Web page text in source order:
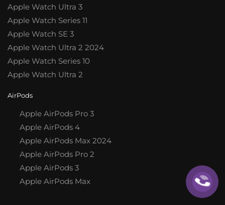
Apple Watch Ultra 3
Apple Watch Series 11
Apple Watch SE 3
Apple Watch Ultra 2 2024
Apple Watch Series 10
Apple Watch Ultra 2
AirPods
Apple AirPods Pro 3
Apple AirPods 4
Apple AirPods Max 2024
Apple AirPods Pro 2
Apple AirPods 3
Apple AirPods Max